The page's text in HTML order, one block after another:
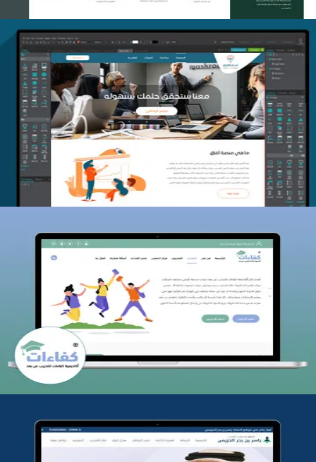
منصة أفق للتدريب
التفاصيل
كفاءات للتدريب
التفاصيل